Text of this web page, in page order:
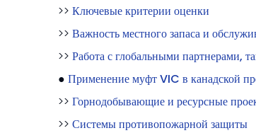
>> Ключевые критерии оценки
>> Важность местного запаса и
>> Работа с глобальными партнерами,
● Применение муфт VIC в канадской
>> Горнодобывающие и ресурсные
>> Системы противопожарной защиты